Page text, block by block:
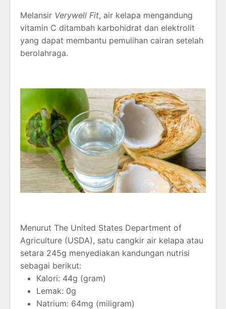
Melansir Verywell Fit, air kelapa mengandung
vitamin C ditambah karbohidrat dan elektrolit
yang dapat membantu pemulihan cairan setelah
berolahraga.
Menurut The United States Department of
Agriculture (USDA), satu cangkir air kelapa atau
setara 245g menyediakan kandungan nutrisi
sebagai berikut:
Kalori: 44g (gram)
Lemak: 0g
Natrium: 64mg (miligram)